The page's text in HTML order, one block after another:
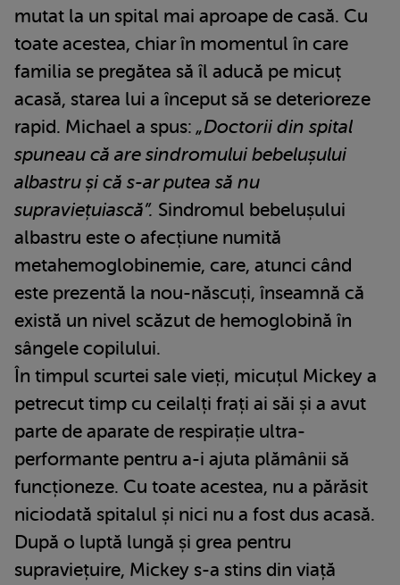
mutat la un spital mai aproape de casă. Cu
toate acestea, chiar în momentul în care
familia se pregătea să îl aducă pe micuț
acasă, starea lui a început să se deterioreze
rapid. Michael a spus: „Doctorii din spital
spuneau că are sindromului bebelușului
albastru și că s-ar putea să nu
supraviețuiască”. Sindromul bebelușului
albastru este o afecțiune numită
metahemoglobinemie, care, atunci când
este prezentă la nou-născuți, înseamnă că
există un nivel scăzut de hemoglobină în
sângele copilului.
În timpul scurtei sale vieți, micuțul Mickey a
petrecut timp cu ceilalți frați ai săi și a avut
parte de aparate de respirație ultra-
performante pentru a-i ajuta plămânii să
funcționeze. Cu toate acestea, nu a părăsit
niciodată spitalul și nici nu a fost dus acasă.
După o luptă lungă și grea pentru
supraviețuire, Mickey s-a stins din viață